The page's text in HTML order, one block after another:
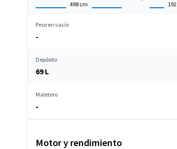
498 cm 192
Peso en vacío
-
Depósito
69 L
Maletero
-
Motor y rendimiento